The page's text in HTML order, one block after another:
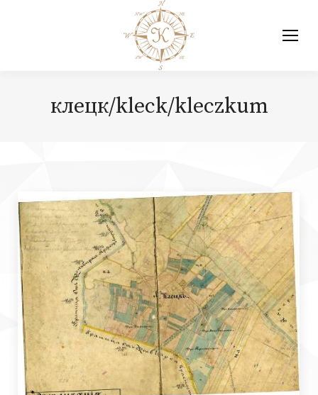
клецк/kleck/kleczkum